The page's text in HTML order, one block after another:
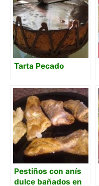
Tarta Pecado
Pestiños con anís
dulce bañados en